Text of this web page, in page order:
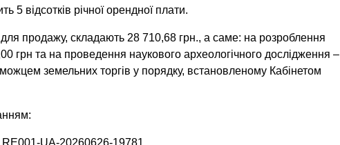
5 відсотків річної орендної плати.
для продажу, складають 28 710,68 грн., а саме: на розроблення
грн та на проведення наукового археологічного дослідження –
земельних торгів у порядку, встановленому Кабінетом
UA-20260626-19781